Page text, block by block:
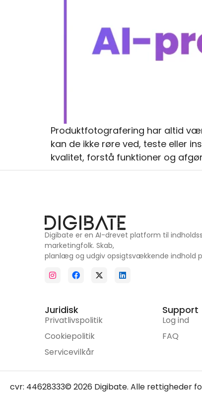
Produktfotografering har altid
kan de ikke røre ved, teste eller
kvalitet, forstå funktioner og
Digibate er en AI-drevet platform til
marketingfolk. Skab,
planlæg og udgiv opsigtsvækkende
Juridisk
Privatlivspolitik
Cookiepolitik
Servicevilkår
Support
Log ind
FAQ
cvr: 44628333© 2026 Digibate. Alle rettigheder